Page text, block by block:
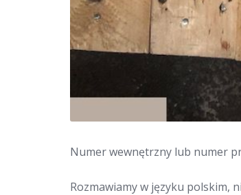
Numer wewnętrzny lub numer
Rozmawiamy w języku polskim,